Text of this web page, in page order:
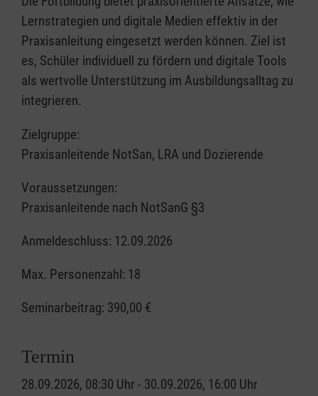
Lernstrategien und digitale Medien effektiv in der
Praxisanleitung eingesetzt werden können. Ziel ist
es, Schüler individuell zu fördern und digitale Tools
als wertvolle Unterstützung im Ausbildungsalltag zu
integrieren.
Zielgruppe:
Praxisanleitende NotSan, LRA und Dozierende
Voraussetzungen:
Praxisanleitende nach NotSanG §3
Anmeldeschluss: 12.09.2026
Max. Personenzahl: 18
Seminarbeitrag: 390,00 €
Termin
28.09.2026, 08:30 Uhr - 30.09.2026, 16:00 Uhr